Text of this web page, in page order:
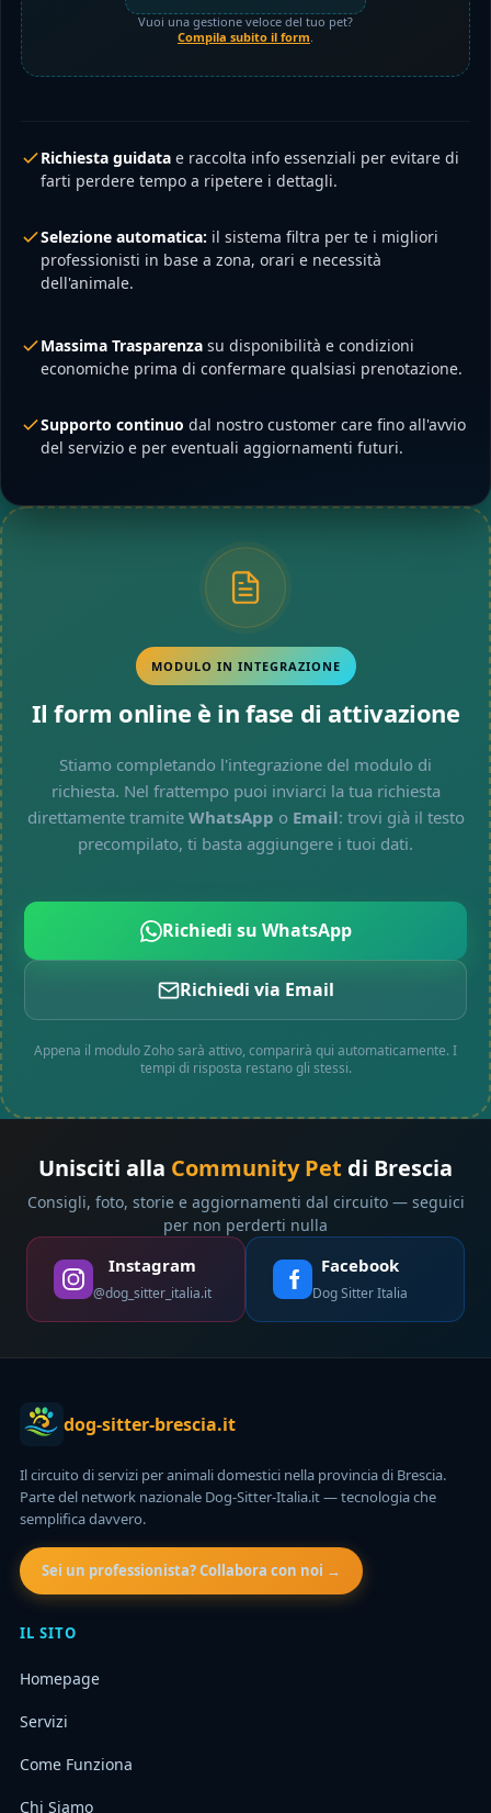
Vuoi una gestione veloce del tuo pet?
Compila subito il form.
Richiesta guidata e raccolta info essenziali per evitare di
farti perdere tempo a ripetere i dettagli.
Selezione automatica: il sistema filtra per te i migliori
professionisti in base a zona, orari e necessità
dell'animale.
Massima Trasparenza su disponibilità e condizioni
economiche prima di confermare qualsiasi prenotazione.
Supporto continuo dal nostro customer care fino all'avvio
del servizio e per eventuali aggiornamenti futuri.
MODULO IN INTEGRAZIONE
Il form online è in fase di attivazione
Stiamo completando l'integrazione del modulo di
richiesta. Nel frattempo puoi inviarci la tua richiesta
direttamente tramite WhatsApp o Email: trovi già il testo
precompilato, ti basta aggiungere i tuoi dati.
Richiedi su WhatsApp
Richiedi via Email
Appena il modulo Zoho sarà attivo, comparirà qui automaticamente. I
tempi di risposta restano gli stessi.
Unisciti alla Community Pet di Brescia
Consigli, foto, storie e aggiornamenti dal circuito — seguici
per non perderti nulla
Instagram
@dog_sitter_italia.it
Facebook
Dog Sitter Italia
dog-sitter-brescia.it
Il circuito di servizi per animali domestici nella provincia di Brescia.
Parte del network nazionale Dog-Sitter-Italia.it — tecnologia che
semplifica davvero.
Sei un professionista? Collabora con noi →
IL SITO
Homepage
Servizi
Come Funziona
Chi Siamo